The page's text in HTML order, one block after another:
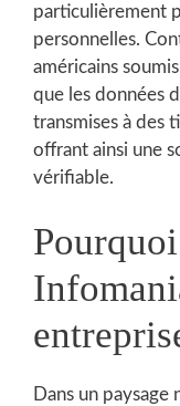
particulièrement
personnelles.
américains
que les données
transmises à des
offrant ainsi une
vérifiable.
Dans un